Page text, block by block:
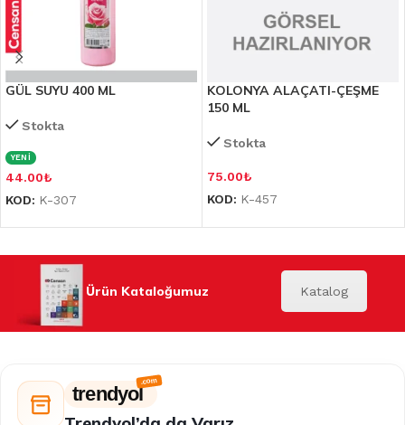
GÜL SUYU 400 ML
Stokta
YENİ
44.00₺
KOD: K-307
KOLONYA ALAÇATI-ÇEŞME
150 ML
Stokta
75.00₺
KOD: K-457
Ürün Kataloğumuz Katalog
trendyol